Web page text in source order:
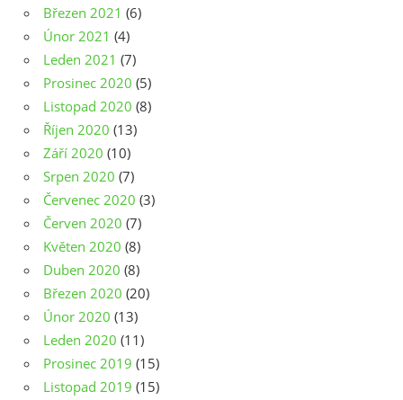
Březen 2021 (6)
Únor 2021 (4)
Leden 2021 (7)
Prosinec 2020 (5)
Listopad 2020 (8)
Říjen 2020 (13)
Září 2020 (10)
Srpen 2020 (7)
Červenec 2020 (3)
Červen 2020 (7)
Květen 2020 (8)
Duben 2020 (8)
Březen 2020 (20)
Únor 2020 (13)
Leden 2020 (11)
Prosinec 2019 (15)
Listopad 2019 (15)